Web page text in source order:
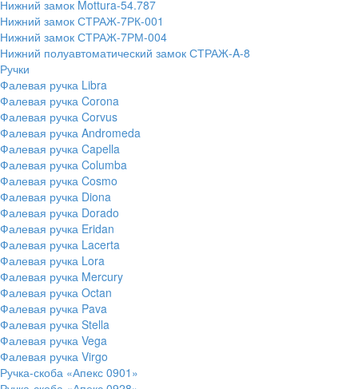
Нижний замок Mottura-54.787
Нижний замок СТРАЖ-7РК-001
Нижний замок СТРАЖ-7РМ-004
Нижний полуавтоматический замок СТРАЖ-A-8
Ручки
Фалевая ручка Libra
Фалевая ручка Corona
Фалевая ручка Corvus
Фалевая ручка Andromeda
Фалевая ручка Capella
Фалевая ручка Columba
Фалевая ручка Cosmo
Фалевая ручка Diona
Фалевая ручка Dorado
Фалевая ручка Eridan
Фалевая ручка Lacerta
Фалевая ручка Lora
Фалевая ручка Mercury
Фалевая ручка Octan
Фалевая ручка Pava
Фалевая ручка Stella
Фалевая ручка Vega
Фалевая ручка Virgo
Ручка-скоба «Апекс 0901»